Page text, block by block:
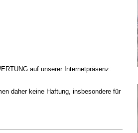
auf unserer Internetpräsenz:
daher keine Haftung, insbesondere für